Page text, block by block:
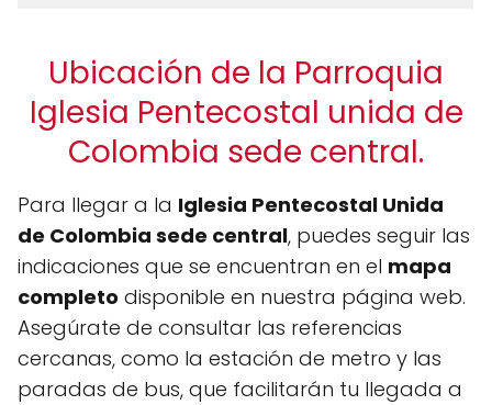
Ubicación de la Parroquia
Iglesia Pentecostal unida de
Colombia sede central.
Para llegar a la Iglesia Pentecostal Unida
de Colombia sede central, puedes seguir las
indicaciones que se encuentran en el mapa
completo disponible en nuestra página web.
Asegúrate de consultar las referencias
cercanas, como la estación de metro y las
paradas de bus, que facilitarán tu llegada a